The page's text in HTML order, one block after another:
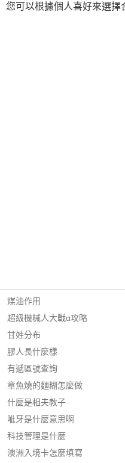
您可以根據個人喜好來選擇
煤油作用
超級機械人大戰α攻略
甘姓分布
膠人長什麼樣
有遞區號查詢
章魚燒的麵糊怎麼做
什麼是相夫教子
呲牙是什麼意思啊
科技管理是什麼
澳洲入境卡怎麼填寫